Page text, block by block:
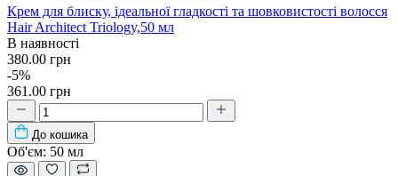
Крем для блиску, ідеальної гладкості та шовковистості волосся
Hair Architect Triology,50 мл
В наявності
380.00 грн
-5%
361.00 грн
До кошика
Об'єм: 50 мл